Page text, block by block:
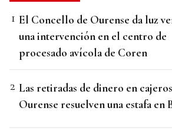
El Concello de Ourense da luz
una intervención en el centro de
procesado avícola de Coren
Las retiradas de dinero en
Ourense resuelven una estafa en